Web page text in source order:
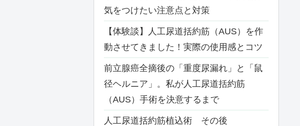
気をつけたい注意点と対策
【体験談】人工尿道括約筋（AUS）を作
動させてきました！実際の使用感とコツ
前立腺癌全摘後の「重度尿漏れ」と「鼠
径ヘルニア」。私が人工尿道括約筋
（AUS）手術を決意するまで
人工尿道括約筋植込術 その後